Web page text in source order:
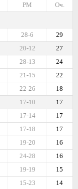
Оч.
РМ
29
28-6
27
20-12
24
28-13
22
21-15
18
22-26
17
17-10
17
17-14
17
17-18
16
19-20
16
24-28
15
19-19
14
15-23